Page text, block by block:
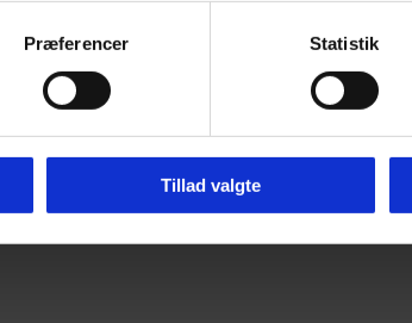
Præferencer Statistik
Tillad valgte
- Tilgængelighedserklæring